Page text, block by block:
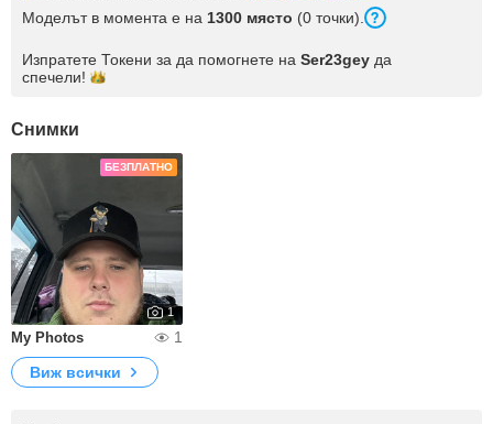
Моделът в момента е на 1300 място (0 точки).
Изпратете Токени за да помогнете на Ser23gey да
спечели!
Снимки
БЕЗПЛАТНО
1
My Photos
1
Виж всички